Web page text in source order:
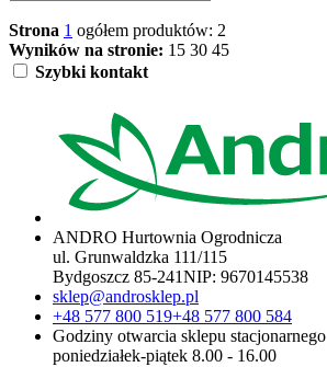
Strona 1 ogółem produktów: 2
Wyników na stronie: 15 30 45
Szybki kontakt
ANDRO Hurtownia Ogrodnicza
ul. Grunwaldzka 111/115
Bydgoszcz 85-241NIP: 9670145538
sklep@androsklep.pl
+48 577 800 519+48 577 800 584
Godziny otwarcia sklepu stacjonarnego
poniedziałek-piątek 8.00 - 16.00